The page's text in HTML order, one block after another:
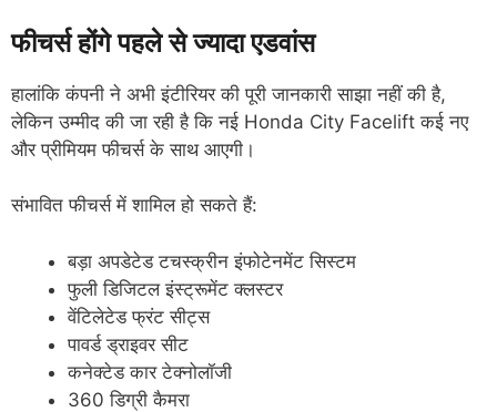
फीचर्स होंगे पहले से ज्यादा एडवांस
हालांकि कंपनी ने अभी इंटीरियर की पूरी जानकारी साझा नहीं की है,
लेकिन उम्मीद की जा रही है कि नई Honda City Facelift कई नए
और प्रीमियम फीचर्स के साथ आएगी।
संभावित फीचर्स में शामिल हो सकते हैं:
बड़ा अपडेटेड टचस्क्रीन इंफोटेनमेंट सिस्टम
फुली डिजिटल इंस्ट्रूमेंट क्लस्टर
वेंटिलेटेड फ्रंट सीट्स
पावर्ड ड्राइवर सीट
कनेक्टेड कार टेक्नोलॉजी
360 डिग्री कैमरा